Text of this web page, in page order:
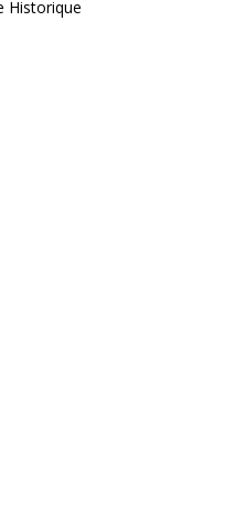
Historique